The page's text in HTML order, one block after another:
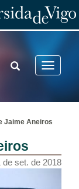
Toggle
TOGGLE
SEARCH
Jaime Aneiros
de set. de 2018